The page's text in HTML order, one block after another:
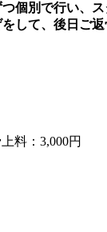
個別で行い、
して、後日ご返
料：3,000円